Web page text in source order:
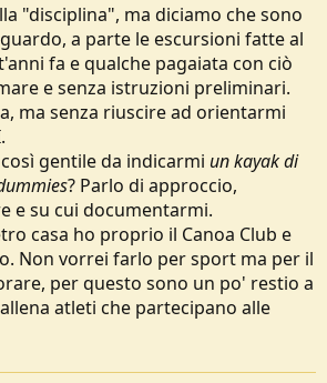
"disciplina", ma diciamo che sono
a parte le escursioni fatte al
fa e qualche pagaiata con ciò
e senza istruzioni preliminari.
ma senza riuscire ad orientarmi
gentile da indicarmi un kayak di
? Parlo di approccio,
e su cui documentarmi.
casa ho proprio il Canoa Club e
Non vorrei farlo per sport ma per il
per questo sono un po' restio a
atleti che partecipano alle